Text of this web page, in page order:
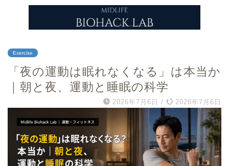
Exercise
「夜の運動は眠れなくなる」は本当か
｜朝と夜、運動と睡眠の科学
2026年7月6日 / 2026年7月6日